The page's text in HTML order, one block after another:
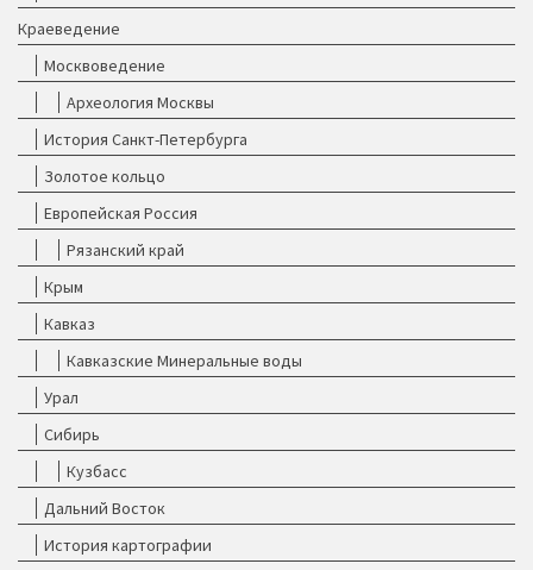
Краеведение
Москвоведение
Археология Москвы
История Санкт-Петербурга
Золотое кольцо
Европейская Россия
Рязанский край
Крым
Кавказ
Кавказские Минеральные воды
Урал
Сибирь
Кузбасс
Дальний Восток
История картографии